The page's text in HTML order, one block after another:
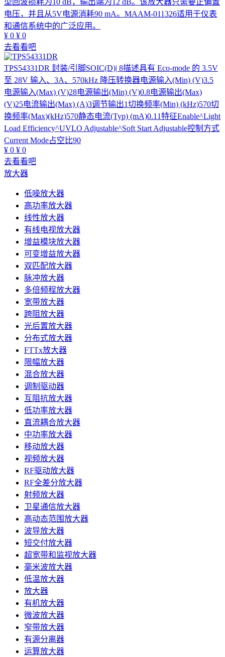
型回波损耗为10 dB，输出端为12 dB。该放大器只需要正偏置
电压，并且从5V电源消耗90 mA。MAAM-011326适用于仪表
和通信系统中的广泛应用。
¥ 0 ¥ 0
去看看吧
TPS54331DR 封装/引脚SOIC(D)| 8描述具有 Eco-mode 的 3.5V
至 28V 输入、3A、570kHz 降压转换器电源输入(Min) (V)3.5
电源输入(Max) (V)28电源输出(Min) (V)0.8电源输出(Max)
(V)25电流输出(Max) (A)3调节输出1切换频率(Min) (kHz)570切
换频率(Max)(kHz)570静态电流(Typ) (mA)0.11特征Enable^Light
Load Efficiency^UVLO Adjustable^Soft Start Adjustable控制方式
Current Mode占空比90
¥ 0 ¥ 0
去看看吧
放大器
低噪放大器
高功率放大器
线性放大器
有线电视放大器
增益模块放大器
可变增益放大器
双匹配放大器
脉冲放大器
多倍频程放大器
宽带放大器
跨阻放大器
光后置放大器
分布式放大器
FTTx放大器
限幅放大器
混合放大器
调制驱动器
互阻抗放大器
低功率放大器
直流耦合放大器
中功率放大器
移动放大器
视频放大器
RF驱动放大器
RF全差分放大器
射频放大器
卫星通信放大器
高动态范围放大器
波导放大器
短交付放大器
超宽带和监视放大器
毫米波放大器
低温放大器
放大器
有机放大器
微波放大器
窄带放大器
有源分离器
运算放大器